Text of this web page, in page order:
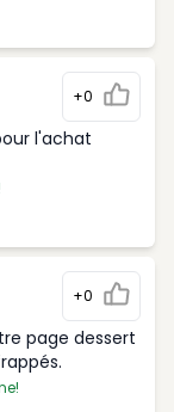
+0
l'achat
+0
page dessert